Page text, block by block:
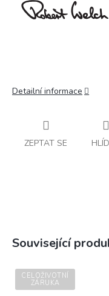
Detailní informace
ZEPTAT SE
Související
CELOŽIVOTNÍ
ZÁRUKA